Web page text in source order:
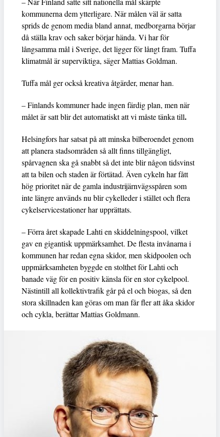
kommunerna dem ytterligare. När målen väl är satta
sprids de genom media bland annat, medborgarna börjar
då ställa krav och saker börjar hända. Vi har för
långsamma mål i Sverige, det ligger för långt fram. Tuffa
klimatmål är superviktiga, säger Mattias Goldman.
Tuffa mål ger också kreativa åtgärder, menar han.
– Finlands kommuner hade ingen färdig plan, men när
målet är satt blir det automatiskt att vi måste tänka till.
Helsingfors har satsat på att minska bilberoendet genom
att planera stadsområden så allt finns tillgängligt,
spårvagnen ska gå snabbt så det inte blir någon tidsvinst
att ta bilen och staden är förtätad. Även cykeln har fått
hög prioritet när de gamla industrijärnvägsspåren som
inte längre används nu blir cykelleder i stället och flera
cykelservicestationer har upprättats.
– Förra året skapade Lahti en skiddelningspool, vilket
gav en gigantisk uppmärksamhet. De flesta invånarna i
kommunen har redan egna skidor, men skidpoolen och
uppmärksamheten byggde en stolthet för Lahti och
banade väg för en positiv känsla för en stor cykelpool.
Nästintill all kollektivtrafik går på el och biogas, så den
stora skillnaden kan göras om man får fler att åka skidor
och cykla, berättar Mattias Goldmann.